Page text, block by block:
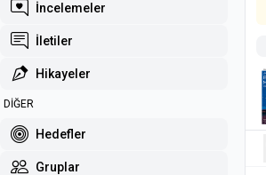
İncelemeler
İletiler
Hikayeler
DİĞER
Hedefler
Gruplar